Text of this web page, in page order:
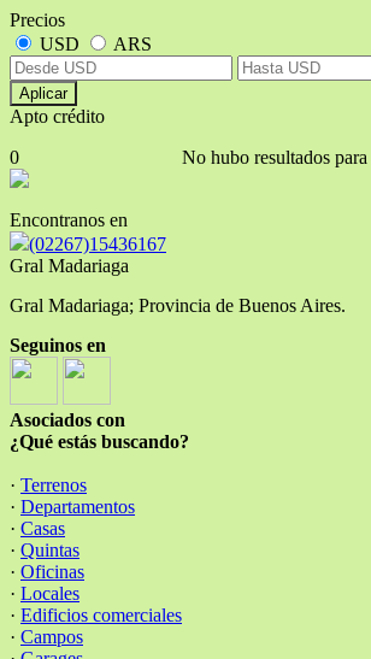
Precios
USD
ARS
Aplicar
Apto crédito
No hubo resultados
0
Encontranos en
(02267)15436167
Gral Madariaga
Gral Madariaga; Provincia de Buenos Aires.
Seguinos en
Asociados con
¿Qué estás buscando?
· Terrenos
· Departamentos
· Casas
· Quintas
· Oficinas
· Locales
· Edificios comerciales
· Campos